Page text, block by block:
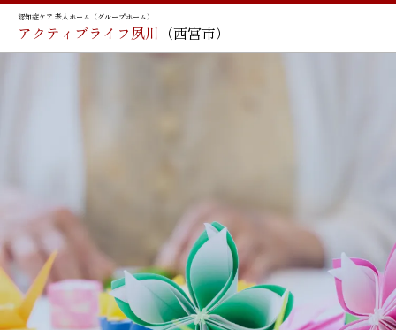
認知症ケア 老人ホーム（グループホーム）
アクティブライフ夙川 （西宮市）